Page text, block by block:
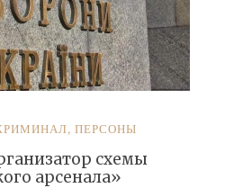
, ПЕРСОНЫ
схемы
арсенала»